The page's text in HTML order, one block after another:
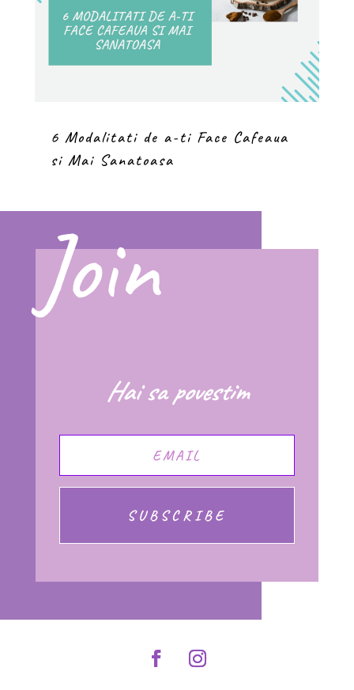
6 Modalitati de a-ti Face Cafeaua
si Mai Sanatoasa
Join
Hai sa povestim
SUBSCRIBE